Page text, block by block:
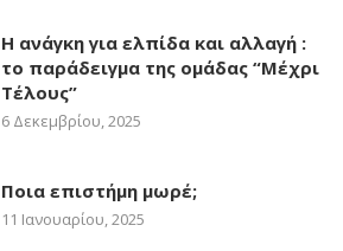
Η ανάγκη για ελπίδα και αλλαγή :
το παράδειγμα της ομάδας “Μέχρι
Τέλους”
6 Δεκεμβρίου, 2025
Ποια επιστήμη μωρέ;
11 Ιανουαρίου, 2025